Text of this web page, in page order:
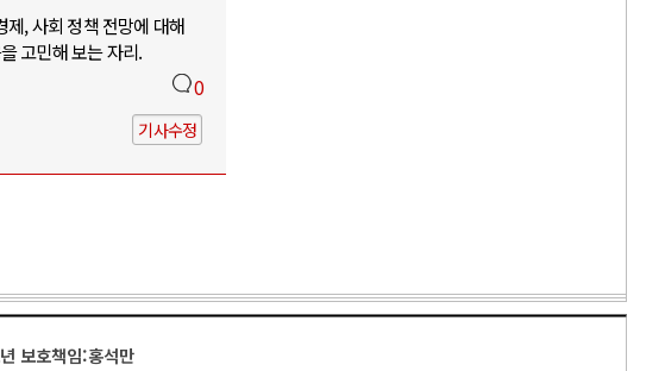
, 사회 정책 전망에 대해
고민해 보는 자리.
0
기사수정
보호책임:홍석만